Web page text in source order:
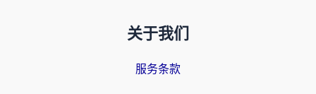
关于我们
服务条款